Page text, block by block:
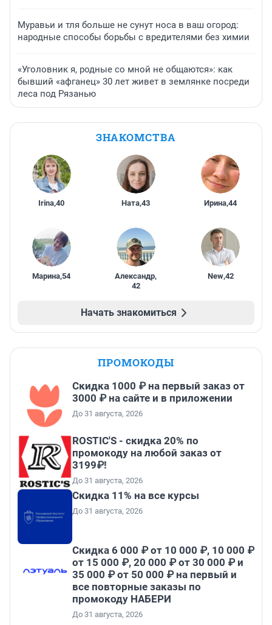
Муравьи и тля больше не сунут носа в ваш огород:
народные способы борьбы с вредителями без химии
«Уголовник я, родные со мной не общаются»: как
бывший «афганец» 30 лет живет в землянке посреди
леса под Рязанью
ЗНАКОМСТВА
Irina,40 Ната,43 Ирина,44
Марина,54 Александр,
42
New,42
Начать знакомиться
ПРОМОКОДЫ
Скидка 1000 ₽ на первый заказ от
3000 ₽ на сайте и в приложении
До 31 августа, 2026
ROSTIC'S - скидка 20% по
промокоду на любой заказ от
3199₽!
До 31 августа, 2026
Скидка 11% на все курсы
До 31 августа, 2026
Скидка 6 000 ₽ от 10 000 ₽, 10 000 ₽
от 15 000 ₽, 20 000 ₽ от 30 000 ₽ и
35 000 ₽ от 50 000 ₽ на первый и
все повторные заказы по
промокоду НАБЕРИ
До 31 августа, 2026